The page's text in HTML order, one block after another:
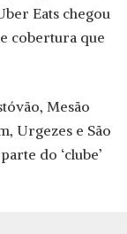
Eats chegou
cobertura que
Mesão
Urgezes e São
do ‘clube’